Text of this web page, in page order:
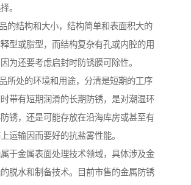
。
的结构和大小，结构简单和表面积大的
型或脂型，而结构复杂有孔或内腔的用
为还要考虑启封时防锈膜可除性。
所处的环境和用途，分清是短期的工序
带有短期润滑的长期防锈，是对潮湿环
锈，还是可能存放在沿海库房或甚至有
运输因而要好的抗盐雾性能。
于金属表面处理技术领域，具体涉及金
脱水和制备技术。目前市售的金属防锈